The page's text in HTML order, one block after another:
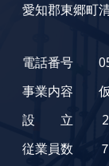
愛知郡東郷町
電話番号
事業内容 仮
設 立
従業員数